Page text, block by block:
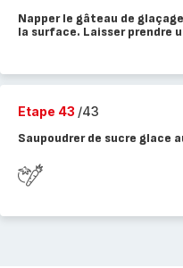
Napper le gâteau de
la surface. Laisser prendre
Etape 43 /43
Saupoudrer de sucre glace